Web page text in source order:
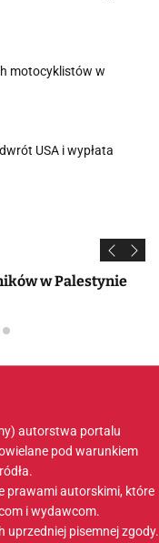
motocyklistów w
USA i wypłata
w Palestynie
autorstwa portalu
pod warunkiem
prawami autorskimi, które
i wydawcom.
uprzedniej pisemnej zgody.